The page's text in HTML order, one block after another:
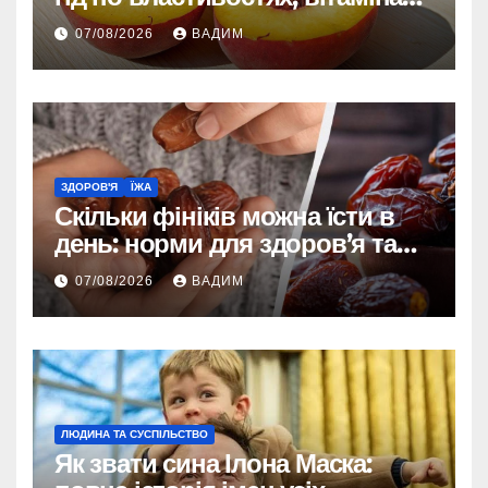
впливі на організм
07/08/2026 ВАДИМ
ЗДОРОВ'Я ЇЖА
Скільки фініків можна їсти в
день: норми для здоров’я та
енергії
07/08/2026 ВАДИМ
ЛЮДИНА ТА СУСПІЛЬСТВО
Як звати сина Ілона Маска: